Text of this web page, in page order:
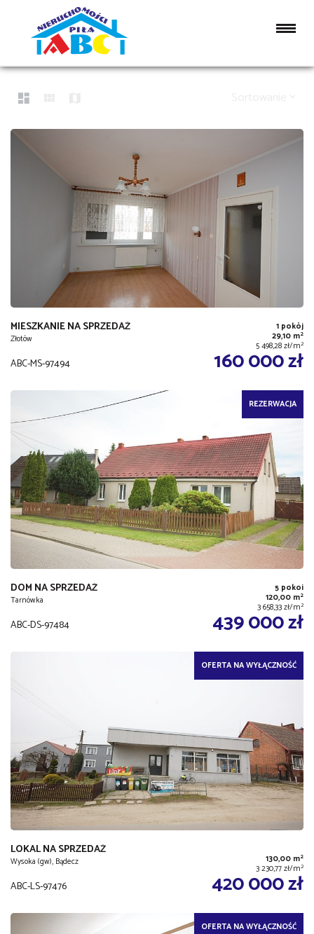
LISTA OFERT
55 OFERT
MIESZKANIE NA SPRZEDAŻ
Złotów
1 pokój
29,10 m2
5 498,28 zł/m2
ABC-MS-97494 160 000 zł
REZERWACJA
DOM NA SPRZEDAŻ
Tarnówka
5 pokoi
120,00 m2
3 658,33 zł/m2
ABC-DS-97484 439 000 zł
OFERTA NA WYŁĄCZNOŚĆ
LOKAL NA SPRZEDAŻ
Wysoka (gw), Bądecz 130,00 m2
3 230,77 zł/m2
ABC-LS-97476 420 000 zł
OFERTA NA WYŁĄCZNOŚĆ